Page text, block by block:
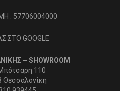
: 57706004000
ΣΤΟ GOOGLE
– SHOWROOM
110
Θεσσαλονίκη